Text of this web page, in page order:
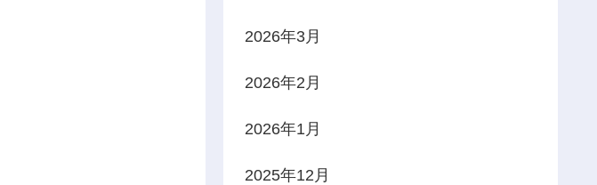
2026年3月
2026年2月
2026年1月
2025年12月